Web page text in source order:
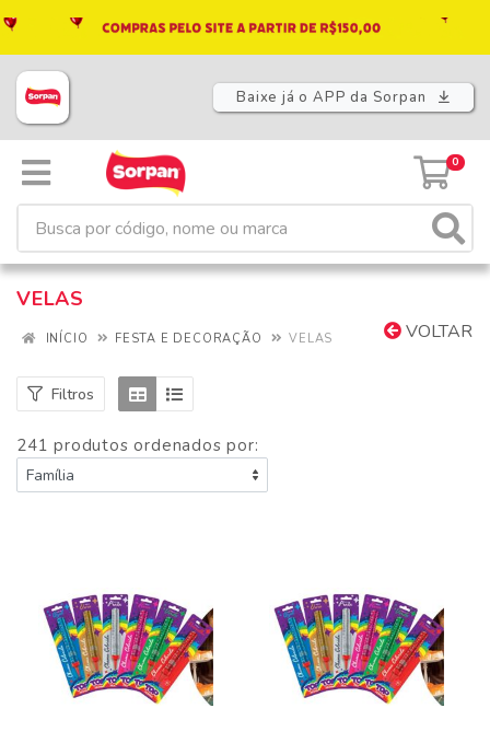
Baixe já o APP da Sorpan
0
VELAS
VOLTAR
INÍCIO FESTA E DECORAÇÃO VELAS
Filtros
241 produtos ordenados por: